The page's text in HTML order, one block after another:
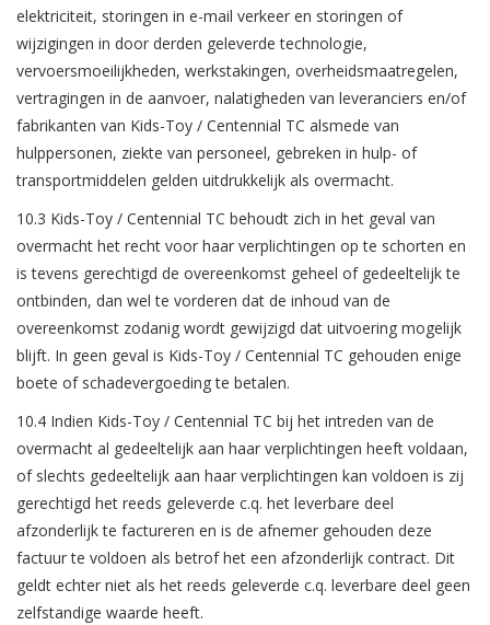
elektriciteit, storingen in e-mail verkeer en storingen of
wijzigingen in door derden geleverde technologie,
vervoersmoeilijkheden, werkstakingen, overheidsmaatregelen,
vertragingen in de aanvoer, nalatigheden van leveranciers en/of
fabrikanten van Kids-Toy / Centennial TC alsmede van
hulppersonen, ziekte van personeel, gebreken in hulp- of
transportmiddelen gelden uitdrukkelijk als overmacht.
10.3 Kids-Toy / Centennial TC behoudt zich in het geval van
overmacht het recht voor haar verplichtingen op te schorten en
is tevens gerechtigd de overeenkomst geheel of gedeeltelijk te
ontbinden, dan wel te vorderen dat de inhoud van de
overeenkomst zodanig wordt gewijzigd dat uitvoering mogelijk
blijft. In geen geval is Kids-Toy / Centennial TC gehouden enige
boete of schadevergoeding te betalen.
10.4 Indien Kids-Toy / Centennial TC bij het intreden van de
overmacht al gedeeltelijk aan haar verplichtingen heeft voldaan,
of slechts gedeeltelijk aan haar verplichtingen kan voldoen is zij
gerechtigd het reeds geleverde c.q. het leverbare deel
afzonderlijk te factureren en is de afnemer gehouden deze
factuur te voldoen als betrof het een afzonderlijk contract. Dit
geldt echter niet als het reeds geleverde c.q. leverbare deel geen
zelfstandige waarde heeft.